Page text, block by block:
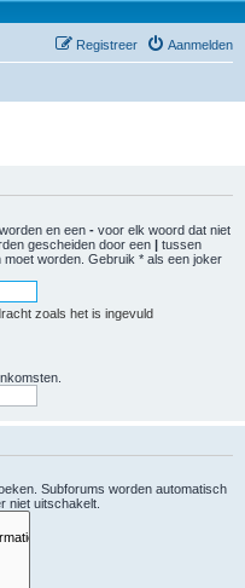
Aanmelden
Registreer
en een - voor elk woord dat niet
gescheiden door een | tussen
worden. Gebruik * als een joker
zoals het is ingevuld
Subforums worden automatisch
niet uitschakelt.